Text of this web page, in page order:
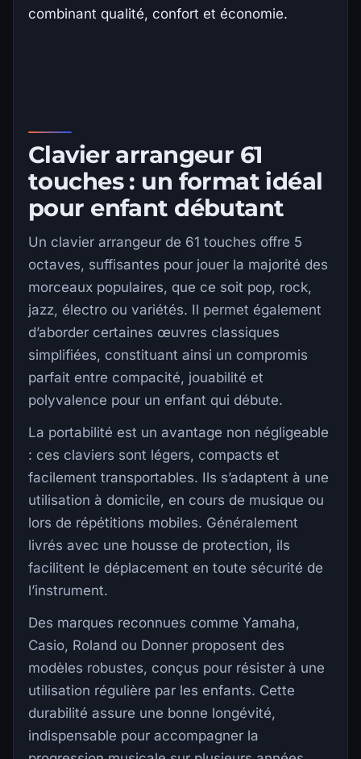
combinant qualité, confort et économie.
Clavier arrangeur 61
touches : un format idéal
pour enfant débutant
Un clavier arrangeur de 61 touches offre 5
octaves, suffisantes pour jouer la majorité des
morceaux populaires, que ce soit pop, rock,
jazz, électro ou variétés. Il permet également
d’aborder certaines œuvres classiques
simplifiées, constituant ainsi un compromis
parfait entre compacité, jouabilité et
polyvalence pour un enfant qui débute.
La portabilité est un avantage non négligeable
: ces claviers sont légers, compacts et
facilement transportables. Ils s’adaptent à une
utilisation à domicile, en cours de musique ou
lors de répétitions mobiles. Généralement
livrés avec une housse de protection, ils
facilitent le déplacement en toute sécurité de
l’instrument.
Des marques reconnues comme Yamaha,
Casio, Roland ou Donner proposent des
modèles robustes, conçus pour résister à une
utilisation régulière par les enfants. Cette
durabilité assure une bonne longévité,
indispensable pour accompagner la